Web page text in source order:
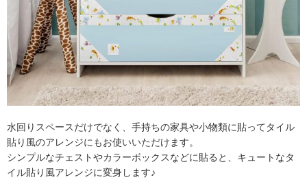
水回りスペースだけでなく、手持ちの家具や小物類に貼ってタイル
貼り風のアレンジにもお使いいただけます。
シンプルなチェストやカラーボックスなどに貼ると、キュートなタ
イル貼り風アレンジに変身します♪